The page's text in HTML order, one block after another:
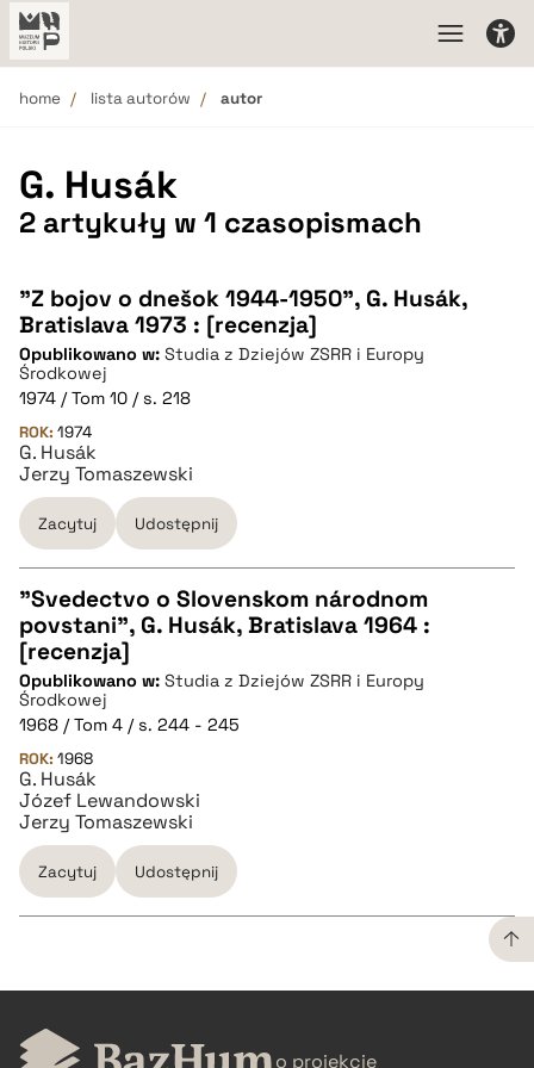
home lista autorów autor
G. Husák
2 artykuły w 1 czasopismach
"Z bojov o dnešok 1944-1950", G. Husák,
Bratislava 1973 : [recenzja]
Opublikowano w: Studia z Dziejów ZSRR i Europy
Środkowej
1974 / Tom 10 / s. 218
ROK: 1974
G. Husák
Jerzy Tomaszewski
Zacytuj Udostępnij
CZYSTY TEKST
pobierz cytat
BIBTEX
pobierz cytat
"Svedectvo o Slovenskom národnom
povstani", G. Husák, Bratislava 1964 :
[recenzja]
Opublikowano w: Studia z Dziejów ZSRR i Europy
Środkowej
1968 / Tom 4 / s. 244 - 245
ROK: 1968
G. Husák
Józef Lewandowski
Jerzy Tomaszewski
Zacytuj Udostępnij
CZYSTY TEKST
pobierz cytat o projekcie